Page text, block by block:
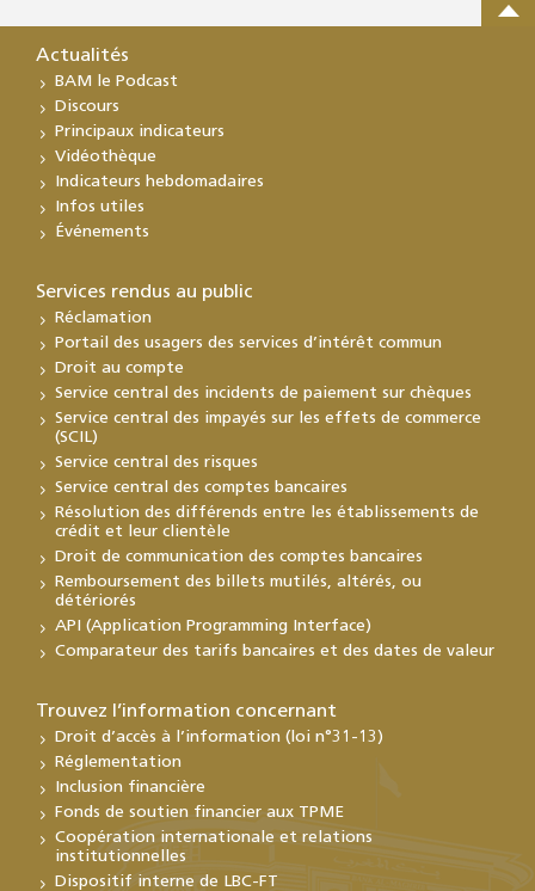
Actualités
BAM le Podcast
Discours
Principaux indicateurs
Vidéothèque
Indicateurs hebdomadaires
Infos utiles
Événements
Services rendus au public
Réclamation
Portail des usagers des services d’intérêt commun
Droit au compte
Service central des incidents de paiement sur chèques
Service central des impayés sur les effets de commerce
(SCIL)
Service central des risques
Service central des comptes bancaires
Résolution des différends entre les établissements de
crédit et leur clientèle
Droit de communication des comptes bancaires
Remboursement des billets mutilés, altérés, ou
détériorés
API (Application Programming Interface)
Comparateur des tarifs bancaires et des dates de valeur
Trouvez l’information concernant
Droit d’accès à l’information (loi n°31-13)
Réglementation
Inclusion financière
Fonds de soutien financier aux TPME
Coopération internationale et relations
institutionnelles
Dispositif interne de LBC-FT